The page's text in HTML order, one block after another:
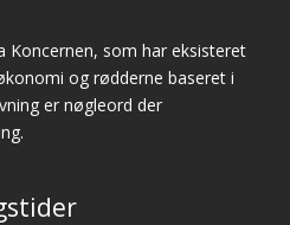
Koncernen, som har eksisteret
og rødderne baseret i
er nøgleord der